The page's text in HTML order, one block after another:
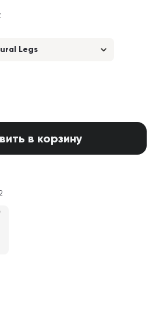
Legs
в корзину